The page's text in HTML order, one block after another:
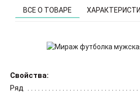
ВСЕ О ТОВАРЕ
Свойства:
Ряд